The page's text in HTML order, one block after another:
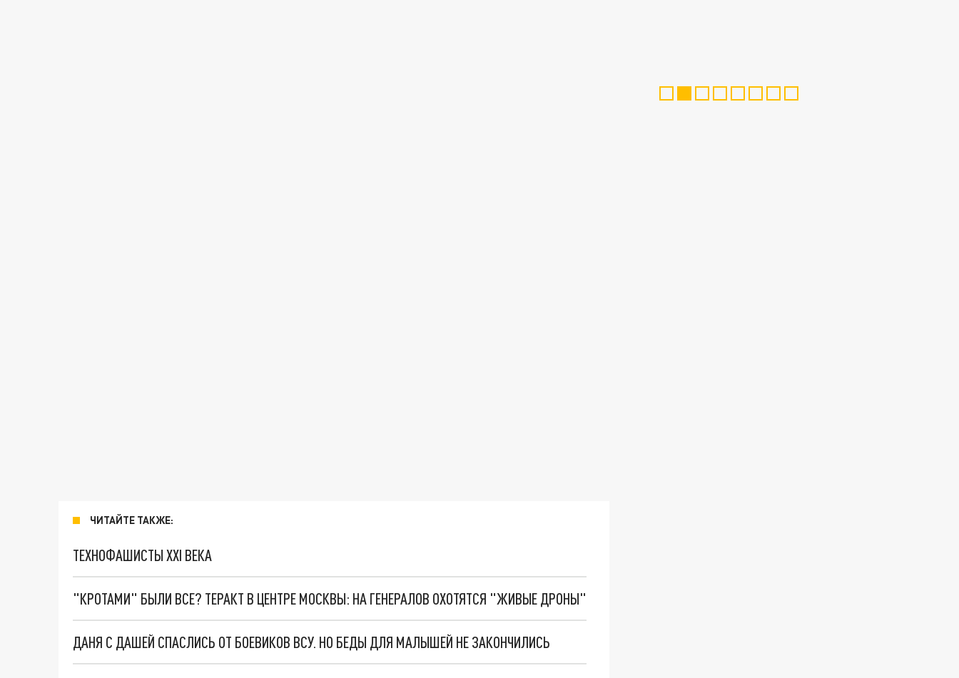
ЧИТАЙТЕ ТАКЖЕ:
ТЕХНОФАШИСТЫ XXI ВЕКА
"КРОТАМИ" БЫЛИ ВСЕ? ТЕРАКТ В ЦЕНТРЕ МОСКВЫ: НА ГЕНЕРАЛОВ ОХОТЯТСЯ "ЖИВЫЕ ДРОНЫ"
ДАНЯ С ДАШЕЙ СПАСЛИСЬ ОТ БОЕВИКОВ ВСУ. НО БЕДЫ ДЛЯ МАЛЫШЕЙ НЕ ЗАКОНЧИЛИСЬ